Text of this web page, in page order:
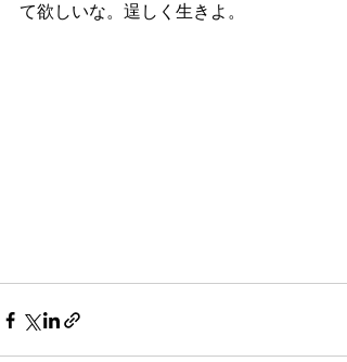
て欲しいな。逞しく生きよ。